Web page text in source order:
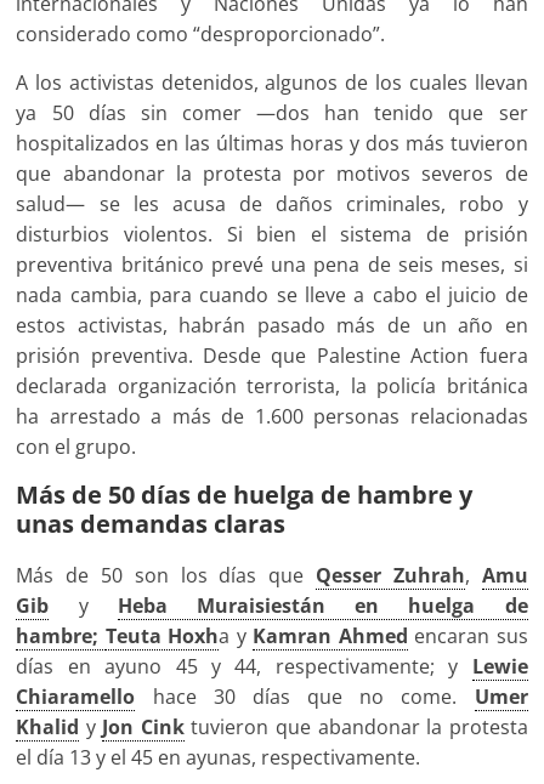
considerado como “desproporcionado”.
A los activistas detenidos, algunos de los cuales llevan
ya 50 días sin comer —dos han tenido que ser
hospitalizados en las últimas horas y dos más tuvieron
que abandonar la protesta por motivos severos de
salud— se les acusa de daños criminales, robo y
disturbios violentos. Si bien el sistema de prisión
preventiva británico prevé una pena de seis meses, si
nada cambia, para cuando se lleve a cabo el juicio de
estos activistas, habrán pasado más de un año en
prisión preventiva. Desde que Palestine Action fuera
declarada organización terrorista, la policía británica
ha arrestado a más de 1.600 personas relacionadas
con el grupo.
Más de 50 días de huelga de hambre y
unas demandas claras
Más de 50 son los días que Qesser Zuhrah, Amu
Gib y Heba Muraisiestán en huelga de
hambre; Teuta Hoxha y Kamran Ahmed encaran sus
días en ayuno 45 y 44, respectivamente; y Lewie
Chiaramello hace 30 días que no come. Umer
Khalid y Jon Cinktuvieron que abandonar la protesta
el día 13 y el 45 en ayunas, respectivamente.